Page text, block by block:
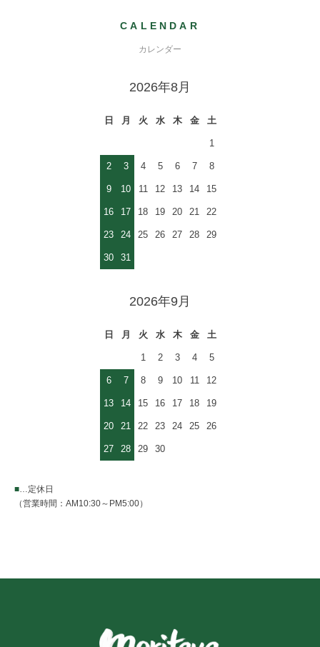
CALENDAR
カレンダー
2026年8月
日 月 火 水 木 金 土
1
2 3 4 5 6 7 8
9 10 11 12 13 14 15
16 17 18 19 20 21 22
23 24 25 26 27 28 29
30 31
2026年9月
日 月 火 水 木 金 土
1 2 3 4 5
6 7 8 9 10 11 12
13 14 15 16 17 18 19
20 21 22 23 24 25 26
27 28 29 30
■ …定休日
（営業時間：AM10:30～PM5:00）